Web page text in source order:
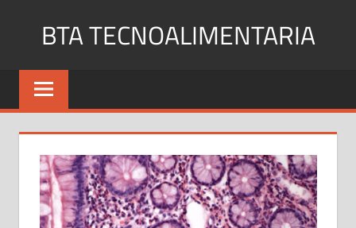
BTA TECNOALIMENTARIA
Blog
y
internet